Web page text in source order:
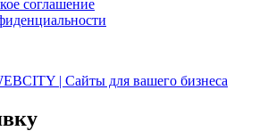
соглашение
| Сайты для вашего бизнеса